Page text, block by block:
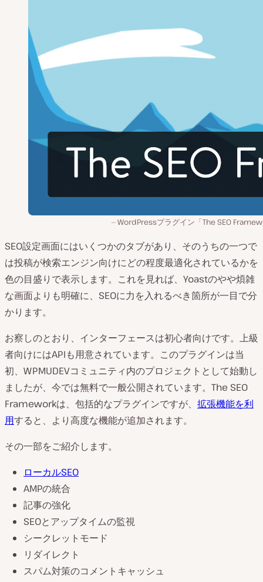
WordPressプラグイン「The SEO
SEO設定画面にはいくつかのタブがあり、そのうちの一つで
は投稿が検索エンジン向けにどの程度最適化されているかを
色の目盛りで表示します。これを見れば、Yoastのやや煩雑
な画面よりも明確に、SEOに力を入れるべき箇所が一目で分
かります。
お察しのとおり、インターフェースは初心者向けです。上級
者向けにはAPIも用意されています。このプラグインは当
初、WPMUDEVコミュニティ内のプロジェクトとして始動し
ましたが、今では無料で一般公開されています。The SEO
Frameworkは、包括的なプラグインですが、 拡張機能を利
用すると、より高度な機能が追加されます。
その一部をご紹介します。
ローカルSEO
AMPの統合
記事の強化
SEOとアップタイムの監視
シークレットモード
リダイレクト
スパム対策のコメントキャッシュ